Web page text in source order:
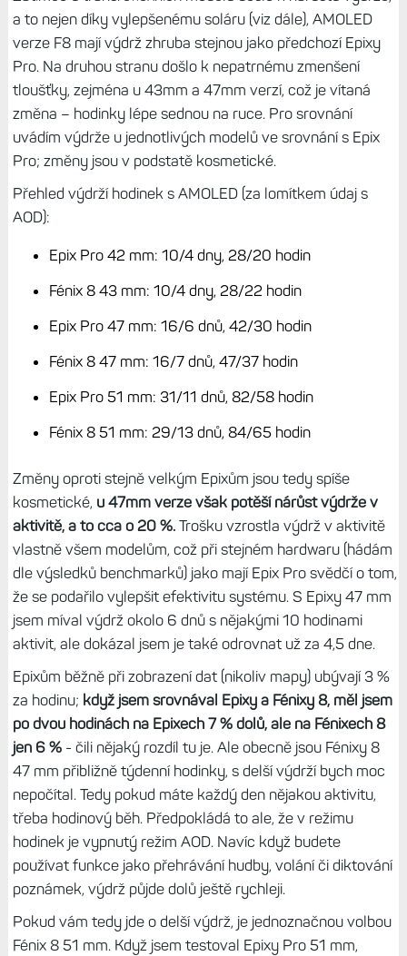
jako dříve, ale „bokem“.Musíte podržet tlačítko Menu a
pak tlačítko Start a jste tam - anebo gestem doprava a
pak Start. Ukazují se zde klasicky metry, co je třeba
nastoupat, čas dojezdu či vzdálenost k cíli.
Je to poněkud komplikované, ale je to tu; přiznávám, že
kdybych si nepřečetl recenzi DC Rainmakera, tak bych na
to nepřišel. Nenarazil jsem na to ani v manuálu k Fénix 8.
Výdrž téměř při starém
a to nejen díky vylepšenému soláru (viz dále), AMOLED
verze F8 mají výdrž zhruba stejnou jako předchozí Epixy
tloušťky, zejména u 43mm a 47mm verzí, což je vítaná
změna – hodinky lépe sednou na ruce. Pro srovnání
Pro; změny jsou v podstatě kosmetické.
Přehled výdrží hodinek s AMOLED (za lomítkem údaj s
Epix Pro 42 mm: 10/4 dny, 28/20 hodin
Fénix 8 43 mm: 10/4 dny, 28/22 hodin
Epix Pro 47 mm: 16/6 dnů, 42/30 hodin
Fénix 8 47 mm: 16/7 dnů, 47/37 hodin
Epix Pro 51 mm: 31/11 dnů, 82/58 hodin
Fénix 8 51 mm: 29/13 dnů, 84/65 hodin
Změny oproti stejně velkým Epixům jsou tedy spíše
kosmetické, u 47mm verze však potěší nárůst výdrže v
aktivitě, a to cca o 20 %.Trošku vzrostla výdrž v aktivitě
vlastně všem modelům, což při stejném hardwaru (hádám
dle výsledků benchmarků) jako mají Epix Pro svědčí o tom,
že se podařilo vylepšit efektivitu systému. S Epixy 47 mm
jsem míval výdrž okolo 6 dnů s nějakými 10 hodinami
aktivit, ale dokázal jsem je také odrovnat už za 4,5 dne.
Epixům běžně při zobrazení dat (nikoliv mapy) ubývají 3 %
za hodinu; když jsem srovnával Epixy a Fénixy 8, měl jsem